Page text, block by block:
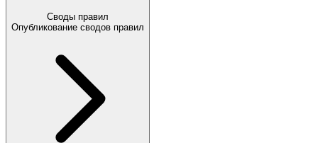
Своды правил
Опубликование сводов правил